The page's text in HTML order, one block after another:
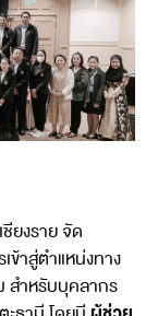
ยงราย จัด
ข้าสู่ตำแหน่งทาง
สำหรับบุคลากร